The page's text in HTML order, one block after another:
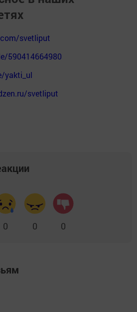
svetliput
590414664980
yakti_ul
svetliput
0 0 0